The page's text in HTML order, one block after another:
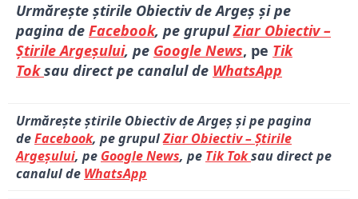
Urmărește știrile Obiectiv de Argeș și pe
pagina de Facebook, pe grupulZiar Obiectiv –
Știrile Argeșului, pe Google News, pe Tik
Toksau direct pe canalul de WhatsApp
Urmărește știrile Obiectiv de Argeș și pe pagina
deFacebook, pe grupulZiar Obiectiv – Știrile
Argeșului, pe Google News, pe Tik Toksau direct pe
canalul de WhatsApp